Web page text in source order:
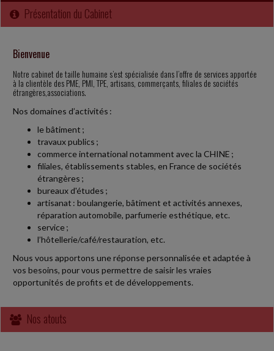
UN SALARIÉ PEUT ÊTRE VICTIME DE HARCÈLEMENT SANS
En lutte avec le directeur général de la société, à qui elle reprochait
des « pratiques managériales toxiques » à l'égard des salariées du
service du personnel,...
Vie des affaires-30/07/2026
LE CRÉANCIER D'UN ASSOCIÉ NE PEUT PAS DEMANDER LA
DISSOLUTION D'UNE SOCIÉTÉ POUR JUSTES MOTIFS
Dans une affaire récente, le créancier d'un associé de société civile
immobilière (SCI) bénéficie, en garantie de sa créance, d'un
nantissement des parts...
Vie des affaires-29/07/2026
BILAN 2025 DE LA DGCCRF POUR UNE CONSOMMATION PLUS
DURABLE
La direction générale de la concurrence, de la consommation et de la
ses actions en faveur...
Présentation du Cabinet
Bienvenue
Notre cabinet de taille humaine s’est spécialisée dans l’offre de services apportée
à la clientèle des PME, PMI, TPE, artisans, commerçants, filiales de sociétés
étrangères,associations.
Nos domaines d’activités :
le bâtiment ;
travaux publics ;
commerce international notamment avec la CHINE ;
filiales, établissements stables, en France de sociétés
étrangères ;
bureaux d'études ;
artisanat : boulangerie, bâtiment et activités annexes,
réparation automobile, parfumerie esthétique, etc.
service ;
l’hôtellerie/café/restauration, etc.
Nous vous apportons une réponse personnalisée et adaptée à
vos besoins, pour vous permettre de saisir les vraies
opportunités de profits et de développements.
Nos atouts